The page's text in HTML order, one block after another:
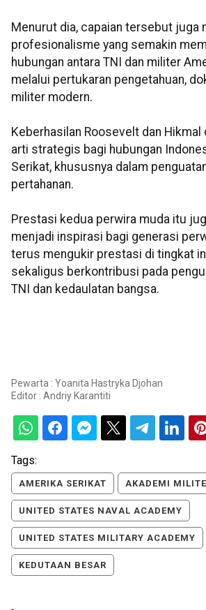
Menurut dia, capaian tersebut juga
profesionalisme yang semakin
hubungan antara TNI dan militer
melalui pertukaran pengetahuan,
militer modern.
Keberhasilan Roosevelt dan Hikmal
arti strategis bagi hubungan
Serikat, khususnya dalam
pertahanan.
Prestasi kedua perwira muda itu
menjadi inspirasi bagi generasi
terus mengukir prestasi di tingkat
sekaligus berkontribusi pada
TNI dan kedaulatan bangsa.
Pewarta : Yoanita Hastryka Djohan
Editor : Andriy Karantiti
Tags:
AMERIKA SERIKAT AKADEMI
UNITED STATES NAVAL ACADEMY
UNITED STATES MILITARY ACADEMY
KEDUTAAN BESAR